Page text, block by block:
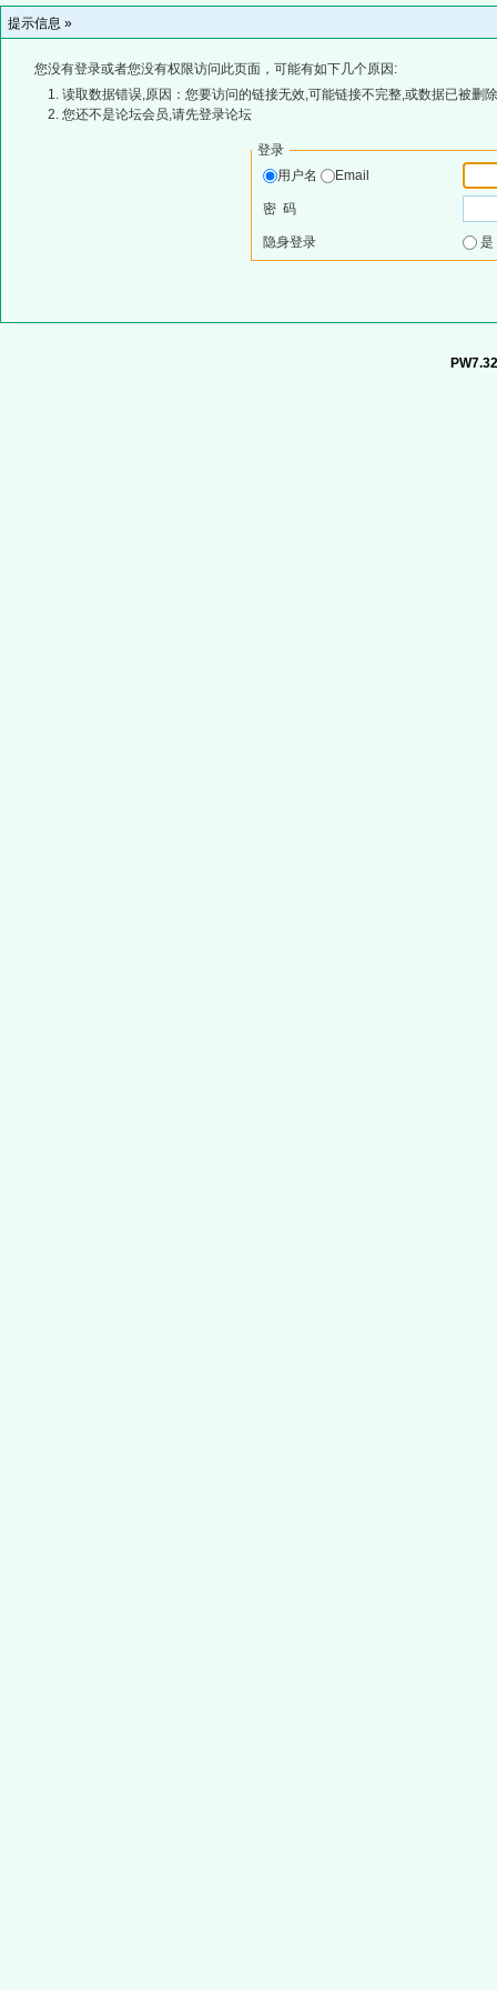
提示信息 »
您没有登录或者您没有权限访问此页面，可能有如下几个原因:
读取数据错误,原因：您要访问的链接无效,可能链接不完整,或数据已被删
您还不是论坛会员,请先登录论坛
登录
用户名
Email
密 码
隐身登录